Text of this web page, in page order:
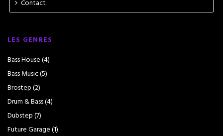
Contact
LES GENRES
Bass House(4)
Bass Music(5)
Brostep(2)
Drum & Bass(4)
Dubstep(7)
Future Garage(1)